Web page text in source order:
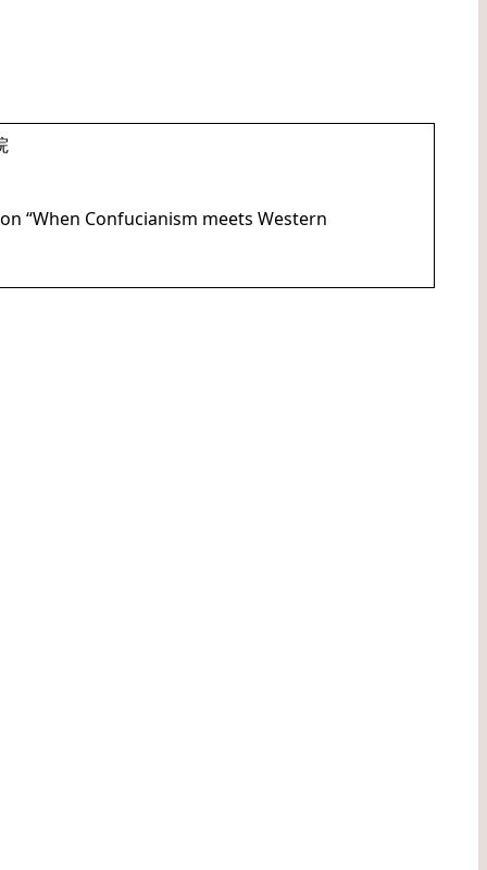
“When Confucianism meets Western